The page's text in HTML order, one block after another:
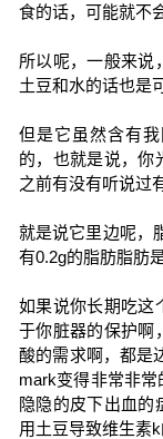
食的话，可能就不
所以呢，一般来说
土豆和水的话也是
但是它虽然含有
的，也就是说，你
之前有没有听说过
就是说它里边呢，
有0.2g的脂肪脂肪
如果说你长期吃这
于你脏器的保护啊
酸的需求啊，都是
mark变得非常非
隐隐的皮下出血的
用土豆导致维生素